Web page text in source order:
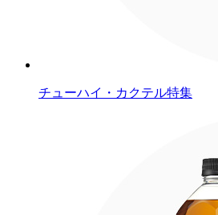
チューハイ・カクテル特集